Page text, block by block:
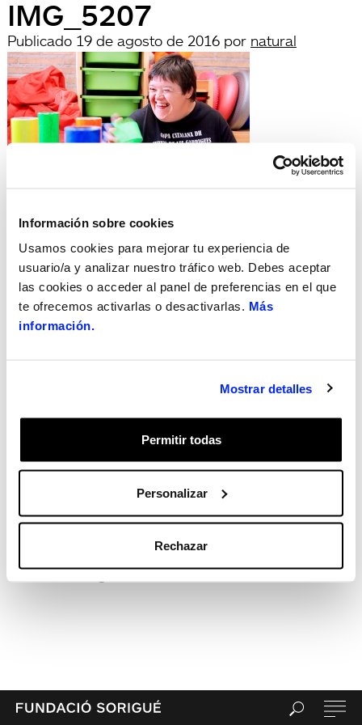
Información sobre cookies
Usamos cookies para mejorar tu experiencia de
usuario/a y analizar nuestro tráfico web. Debes aceptar
las cookies o acceder al panel de preferencias en el que
te ofrecemos activarlas o desactivarlas. Más
información.
Mostrar detalles
Permitir todas
Personalizar
Rechazar
IMG_5207
Publicado 19 de agosto de 2016por natural
Deja una respuesta
Lo siento, debes estarconectadopara publicar un
comentario.
Búsqueda
Buscar
por:
Search
Archives
Sin categorizar
Feed de entradas
WordPress.org